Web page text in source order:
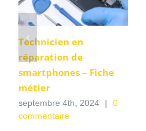
Technicien en
réparation de
smartphones – Fiche
métier
septembre 4th, 2024 |
0
commentaire